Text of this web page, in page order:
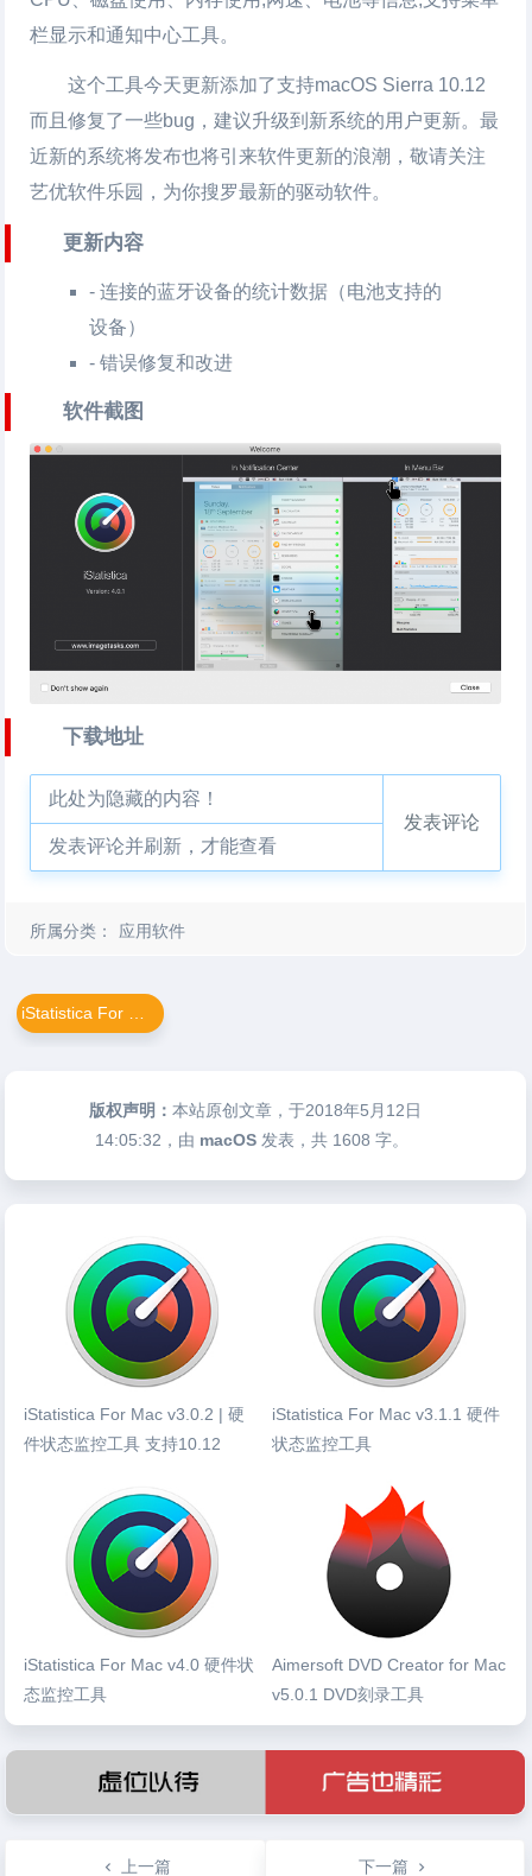
栏显示和通知中心工具。
这个工具今天更新添加了支持macOS Sierra 10.12
而且修复了一些bug，建议升级到新系统的用户更新。最
近新的系统将发布也将引来软件更新的浪潮，敬请关注
艺优软件乐园，为你搜罗最新的驱动软件。
更新内容
- 连接的蓝牙设备的统计数据（电池支持的
设备）
- 错误修复和改进
软件截图
下载地址
此处为隐藏的内容！
发表评论并刷新，才能查看
发表评论
所属分类： 应用软件
iStatistica For Mac
版权声明：本站原创文章，于2018年5月12日
14:05:32 ，由 macOS 发表，共 1608 字。
iStatistica For Mac v3.0.2 | 硬
件状态监控工具 支持10.12
iStatistica For Mac v3.1.1 硬件
状态监控工具
iStatistica For Mac v4.0 硬件状
态监控工具
Aimersoft DVD Creator for Mac
v5.0.1 DVD刻录工具
上一篇 下一篇